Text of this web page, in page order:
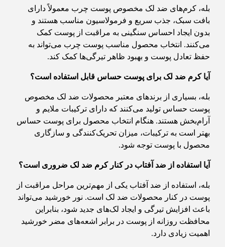
بله، کرم‌های ضد لک مخصوص پوست چرب معمولاً دارای
بافت سبک، جذب سریع و فرمولاسیون مناسب هستند و
بدون ایجاد احساس سنگینی به مراقبت از پوست کمک
می‌کنند. انتخاب محصول مناسب پوست چرب می‌تواند به
حفظ تعادل پوست و بهبود ظاهر تیرگی‌ها کمک کند.
آیا کرم ضد لک برای پوست حساس قابل استفاده است؟
بله، بسیاری از برندهای معتبر محصولات ضد لک مخصوص
پوست حساس تولید می‌کنند که دارای ترکیبات ملایم و
آرام‌بخش هستند. هنگام انتخاب محصول برای پوست حساس
بهتر است به ترکیبات، میزان تحریک‌کنندگی و سازگاری
محصول با پوست توجه شود.
آیا استفاده از ضد آفتاب در کنار کرم ضد لک ضروری است؟
بله، استفاده از ضد آفتاب یکی از مهم‌ترین مراحل مراقبت از
پوست در کنار محصولات ضد لک است. نور خورشید می‌تواند
باعث افزایش تیرگی و ایجاد لک‌های جدید شود، بنابراین
محافظت روزانه از پوست در برابر اشعه‌های مضر خورشید
اهمیت زیادی دارد.